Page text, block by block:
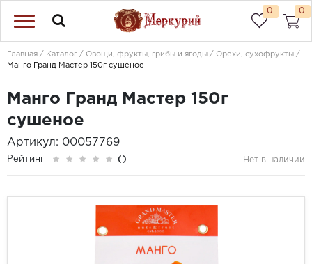
0 0
Главная Каталог Овощи, фрукты, грибы и ягоды
Орехи, сухофрукты
Манго Гранд Мастер 150г сушеное
Манго Гранд Мастер 150г
сушеное
Артикул: 00057769
Рейтинг () Нет в наличии